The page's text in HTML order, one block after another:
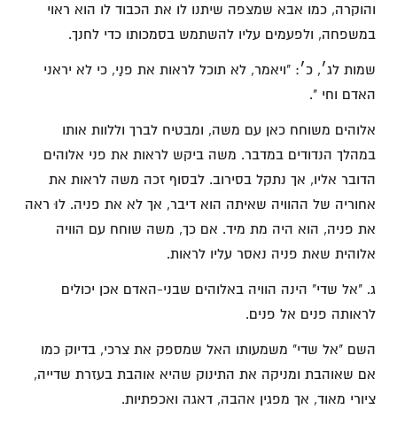
והוקרה, כמו אבא שמצפה שיתנו לו את הכבוד לו הוא ראוי
במשפחה, ולפעמים עליו להשתמש בסמכותו כדי לחנך.
שמות לג׳, כ׳: "ויאמר, לא תוכל לראות את פנַי, כי לא יראני
האדם וחי ".
אלוהים משוחח כאן עם משה, ומבטיח לברך וללוות אותו
במהלך הנדודים במדבר. משה ביקש לראות את פני אלוהים
הדובר אליו, אך נתקל בסירוב. לבסוף זכה משה לראות את
אחוריה של ההוויה שאיתה הוא דיבר, אך לא את פניה. לוּ ראה
את פניה, הוא היה מת מיד. אם כך, משה שוחח עם הוויה
אלוהית שאת פניה נאסר עליו לראות.
ג. "אל שדי" הינה הוויה באלוהים שבני-האדם אכן יכולים
לראותה פנים אל פנים.
השם "אל שדי" משמעותו האל שמספק את צרכי, בדיוק כמו
אם שאוהבת ומניקה את התינוק שהיא אוהבת בעזרת שדייה,
ציורי מאוד, אך מפגין אהבה, דאגה ואכפתיות.